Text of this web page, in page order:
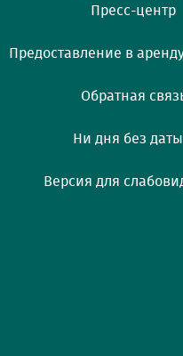
Пресс-центр
Предоставление в
Обратная
Ни дня без
Версия для